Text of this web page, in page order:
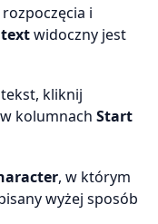
i
widoczny jest
kliknij
kolumnach Start
, w którym
wyżej sposób